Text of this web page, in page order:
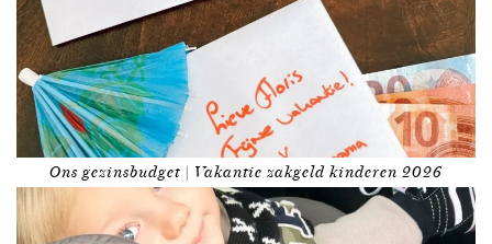
Ons gezinsbudget | Vakantie zakgeld kinderen 2026